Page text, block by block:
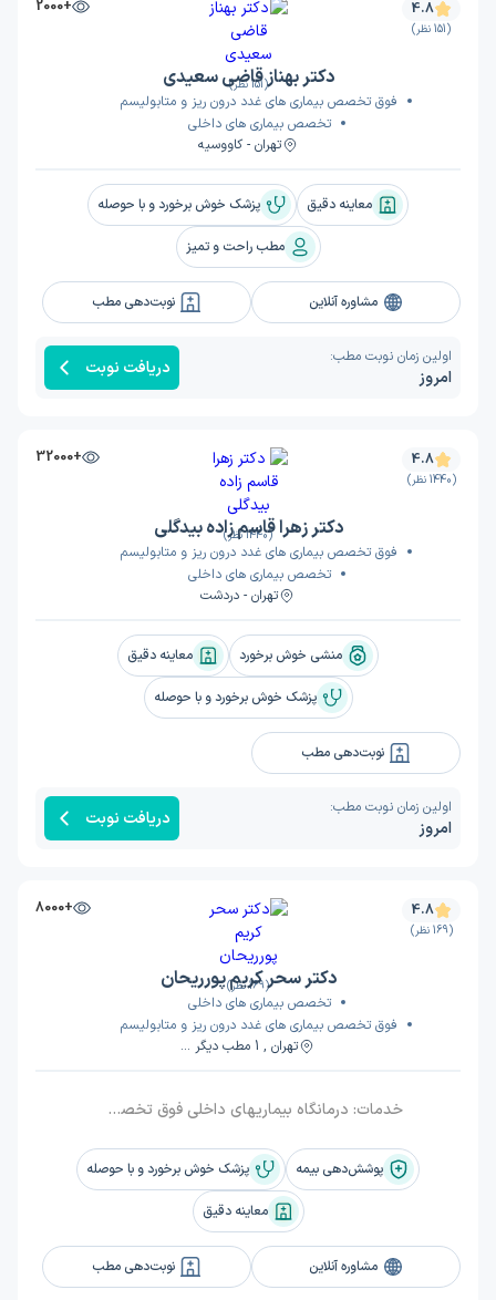
(151 نظر)
+2000 4.8
(151 نظر)
دکتر بهناز قاضی سعیدی
فوق تخصص بیماری های غدد درون ریز و متابولیسم
تخصص بیماری های داخلی
تهران - کاووسیه
معاینه دقیق پزشک خوش برخورد و با حوصله
مطب راحت و تمیز
مشاوره آنلاین نوبت‌دهی مطب
اولین زمان نوبت مطب:
امروز دریافت نوبت
(1440 نظر)
+32000 4.8
(1440 نظر)
دکتر زهرا قاسم زاده بیدگلی
فوق تخصص بیماری های غدد درون ریز و متابولیسم
تخصص بیماری های داخلی
تهران - دردشت
منشی خوش برخورد معاینه دقیق
پزشک خوش برخورد و با حوصله
نوبت‌دهی مطب
اولین زمان نوبت مطب:
امروز دریافت نوبت
(169 نظر)
+8000 4.8
(169 نظر)
دکتر سحر کریم پورریحان
تخصص بیماری های داخلی
فوق تخصص بیماری های غدد درون ریز و متابولیسم
تهران , 1 مطب دیگر ...
خدمات: درمانگاه بیماریهای داخلی فوق تخصص غدد (ویژه دیابت), درمانگاه غدد درون ریز و متابولیسم, درمانگاه غدد درون ریز و متابولیسم (ویژه تیرویید)
پوشش‌دهی بیمه پزشک خوش برخورد و با حوصله
معاینه دقیق
مشاوره آنلاین نوبت‌دهی مطب